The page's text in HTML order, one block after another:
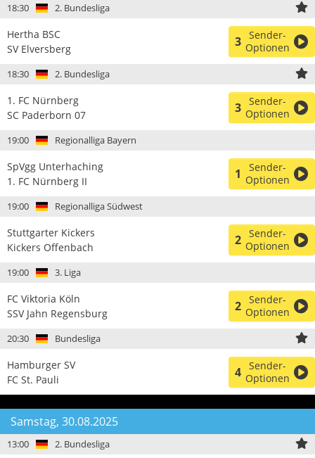
18:30 2. Bundesliga
Hertha BSC
SV Elversberg
3 Sender-
Optionen
18:30 2. Bundesliga
1. FC Nürnberg
SC Paderborn 07
3 Sender-
Optionen
19:00 Regionalliga Bayern
SpVgg Unterhaching
1. FC Nürnberg II
1
Sender-
Optionen
19:00 Regionalliga Südwest
Stuttgarter Kickers
Kickers Offenbach
2 Sender-
Optionen
19:00 3. Liga
FC Viktoria Köln
SSV Jahn Regensburg
2 Sender-
Optionen
20:30 Bundesliga
Hamburger SV
FC St. Pauli
4 Sender-
Optionen
Samstag, 30.08.2025
13:00 2. Bundesliga